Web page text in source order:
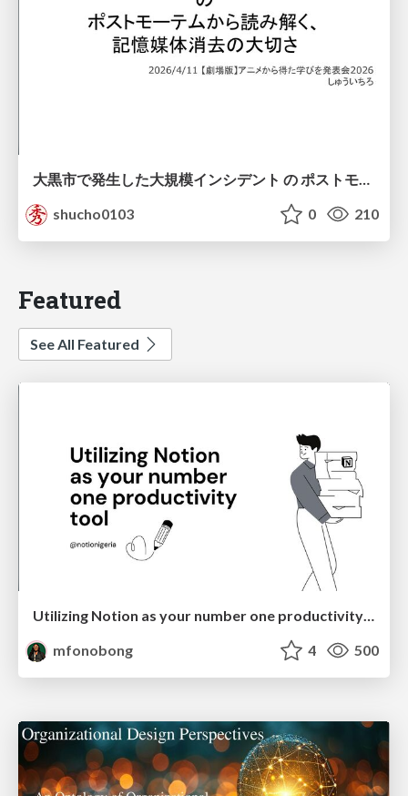
大黒市で発生した大規模インシデント の ポストモーテムから読み解く、 記憶媒体消去の大切さ
shucho0103
0 210
Featured
See All Featured
Utilizing Notion as your number one productivity tool
mfonobong
4 500